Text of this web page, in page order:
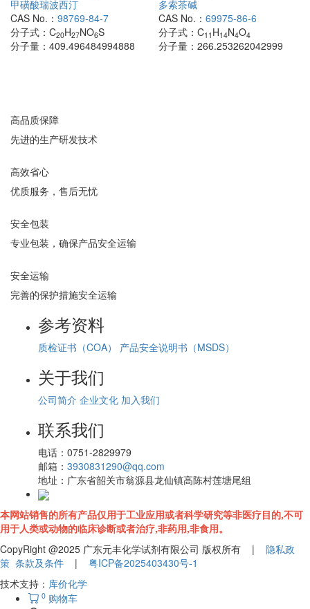
甲磺酸瑞波西汀
CAS No.： 98769-84-7
分子式： C20H27NO6S
分子量： 409.496484994888
多索茶碱
CAS No.： 69975-86-6
分子式： C11 H14N4O4
分子量： 266.253262042999
高品质保障
先进的生产研发技术
高效省心
优质服务，售后无忧
安全包装
专业包装，确保产品安全运输
安全运输
完善的保护措施安全运输
参考资料
质检证书（COA） 产品安全说明书（MSDS）
关于我们
公司简介 企业文化 加入我们
联系我们
电话： 0751-2829979
邮箱： 3930831290@qq.com
地址： 广东省韶关市翁源县龙仙镇高陈村莲塘尾组
本网站销售的所有产品仅用于工业应用或者科学研究等非医疗目的,不可
用于人类或动物的临床诊断或者治疗,非药用,非食用。
CopyRight @2025 广东元丰化学试剂有限公司 版权所有 | 隐私政
策 条款及条件 | 粤ICP备2025403430号-1
技术支持： 库价化学
0 购物车